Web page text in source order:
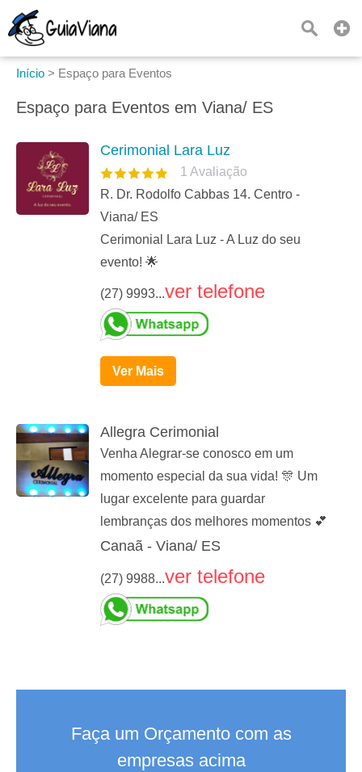
Início > Espaço para Eventos
Espaço para Eventos em Viana/ ES
Cerimonial Lara Luz
1 Avaliação
R. Dr. Rodolfo Cabbas 14. Centro -
Viana/ ES
Cerimonial Lara Luz - A Luz do seu
evento! 🌟
(27) 9993...ver telefone
Ver Mais
Allegra Cerimonial
Venha Alegrar-se conosco em um
momento especial da sua vida! 🎊 Um
lugar excelente para guardar
lembranças dos melhores momentos 💕
Canaã - Viana/ ES
(27) 9988...ver telefone
Faça um Orçamento com as
empresas acima